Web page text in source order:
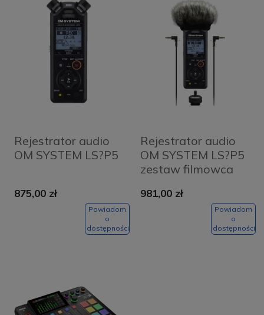
Rejestrator audio
OM SYSTEM LS?P5
875,00 zł
Powiadom
o
dostępności
Rejestrator audio
OM SYSTEM LS?P5
zestaw filmowca
981,00 zł
Powiadom
o
dostępności